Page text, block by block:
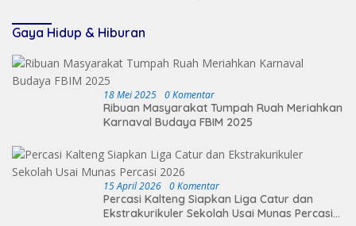
Gaya Hidup & Hiburan
18 Mei 2025 0 Komentar
Ribuan Masyarakat Tumpah Ruah Meriahkan
Karnaval Budaya FBIM 2025
15 April 2026 0 Komentar
Percasi Kalteng Siapkan Liga Catur dan
Ekstrakurikuler Sekolah Usai Munas Percasi